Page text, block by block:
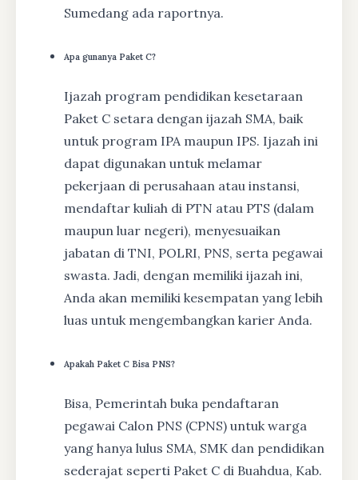
Sumedang ada raportnya.
Apa gunanya Paket C?
Ijazah program pendidikan kesetaraan
Paket C setara dengan ijazah SMA, baik
untuk program IPA maupun IPS. Ijazah ini
dapat digunakan untuk melamar
pekerjaan di perusahaan atau instansi,
mendaftar kuliah di PTN atau PTS (dalam
maupun luar negeri), menyesuaikan
jabatan di TNI, POLRI, PNS, serta pegawai
swasta. Jadi, dengan memiliki ijazah ini,
Anda akan memiliki kesempatan yang lebih
luas untuk mengembangkan karier Anda.
Apakah Paket C Bisa PNS?
Bisa, Pemerintah buka pendaftaran
pegawai Calon PNS (CPNS) untuk warga
yang hanya lulus SMA, SMK dan pendidikan
sederajat seperti Paket C di Buahdua, Kab.